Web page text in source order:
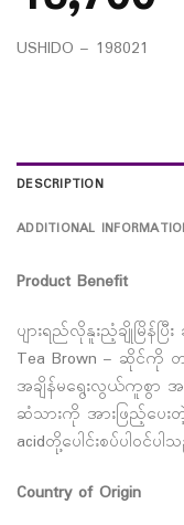
USHIDO – 198021
DESCRIPTION
ADDITIONAL
Product Benefit
ပျားရည်လိုနူးညံ့ချိုမြိန်
Tea Brown – ဆိုင်
အချိန်မရွေးလွယ်ကူစွာ အ
ဆံသားကို အားဖြည့်ပေး
acidတို့ပေါင်းစပ်ပါဝင်ပါ
Country of Origin